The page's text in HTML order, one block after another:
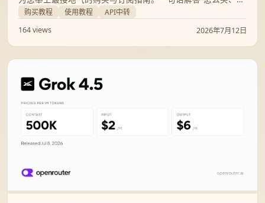
哪买”，对比官方订阅、API 及中转等渠道，并提供手把手支付
开通教程与常见问题解答。
购买教程 使用教程
API中转
164 views
2026年7月12日